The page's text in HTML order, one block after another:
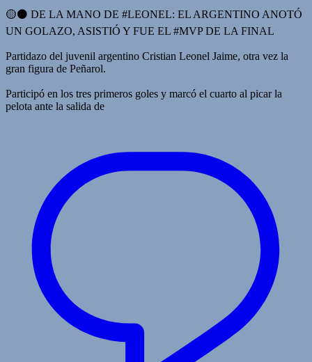
🟡⚫️ DE LA MANO DE #LEONEL: EL ARGENTINO ANOTÓ
UN GOLAZO, ASISTIÓ Y FUE EL #MVP DE LA FINAL
Partidazo del juvenil argentino Cristian Leonel Jaime, otra vez la
gran figura de Peñarol.
Participó en los tres primeros goles y marcó el cuarto al picar la
pelota ante la salida de